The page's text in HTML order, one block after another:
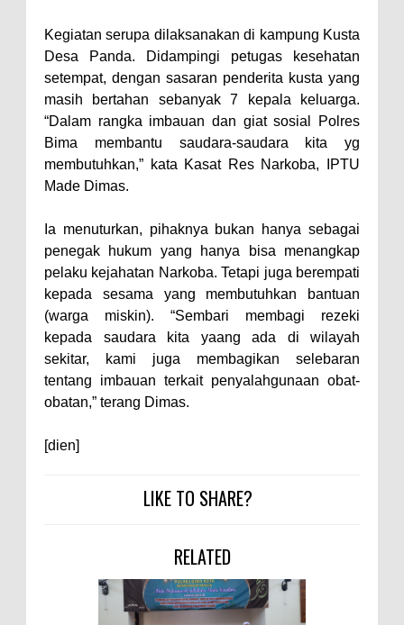
Ibadah, Kepercayaan Rakyat
Landasan Utama
Kado HUT Bhayangkara Ke-80,
Kapolres Bima Pimpin Kenaikan
Pangkat 42 Personel
Bakti Sosial Bhayangkara Ke-80,
Warga Dena Hadapi Krisis Air
Bersih
Polsek Bolo Bongkar Peredaran
Sabu di Tambe, 2 Pria
Diamankan Bersama 23 Poket
Sabu Siap Edar
SIGAPUAN dan Ikhtiar Kota Bima
Kegiatan serupa dilaksanakan di kampung Kusta
Desa Panda. Didampingi petugas kesehatan
setempat, dengan sasaran penderita kusta yang
masih bertahan sebanyak 7 kepala keluarga.
“Dalam rangka imbauan dan giat sosial Polres
Bima membantu saudara-saudara kita yg
membutuhkan,” kata Kasat Res Narkoba, IPTU
Made Dimas.
Ia menuturkan, pihaknya bukan hanya sebagai
penegak hukum yang hanya bisa menangkap
pelaku kejahatan Narkoba. Tetapi juga berempati
kepada sesama yang membutuhkan bantuan
(warga miskin). “Sembari membagi rezeki
kepada saudara kita yaang ada di wilayah
sekitar, kami juga membagikan selebaran
tentang imbauan terkait penyalahgunaan obat-
obatan,” terang Dimas.
[dien]
LIKE TO SHARE?
RELATED